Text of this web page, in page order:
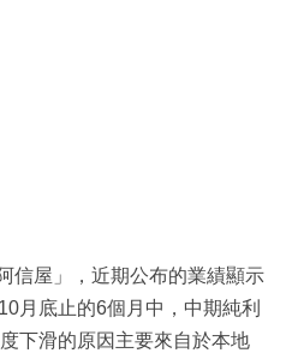
信屋」，近期公布的業績顯示
月底止的6個月中，中期純利
下滑的原因主要來自於本地